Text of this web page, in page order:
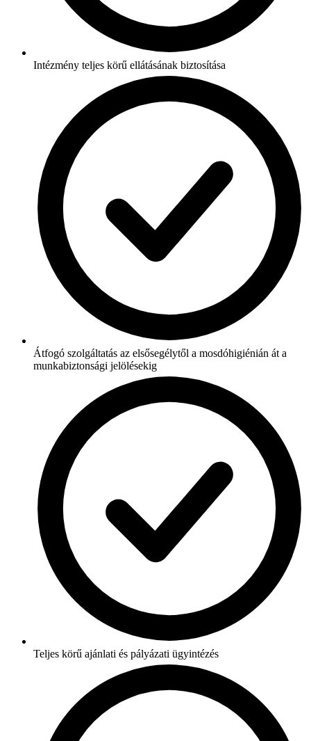
Intézmény teljes körű ellátásának biztosítása
Átfogó szolgáltatás az elsősegélytől a mosdóhigiénián át a
munkabiztonsági jelölésekig
Teljes körű ajánlati és pályázati ügyintézés